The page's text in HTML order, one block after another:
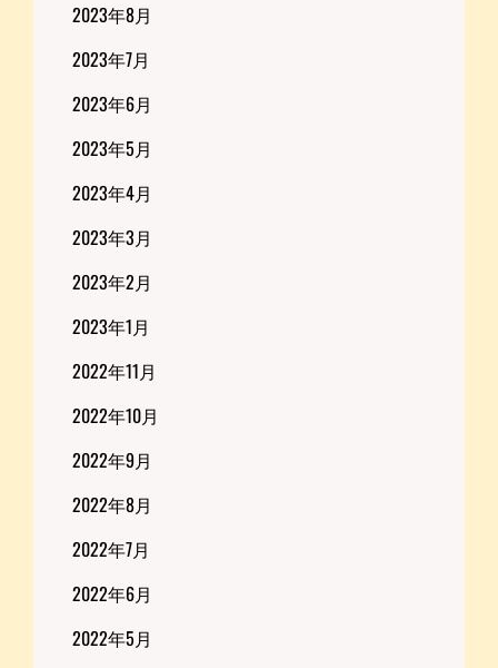
2023年8月
2023年7月
2023年6月
2023年5月
2023年4月
2023年3月
2023年2月
2023年1月
2022年11月
2022年10月
2022年9月
2022年8月
2022年7月
2022年6月
2022年5月